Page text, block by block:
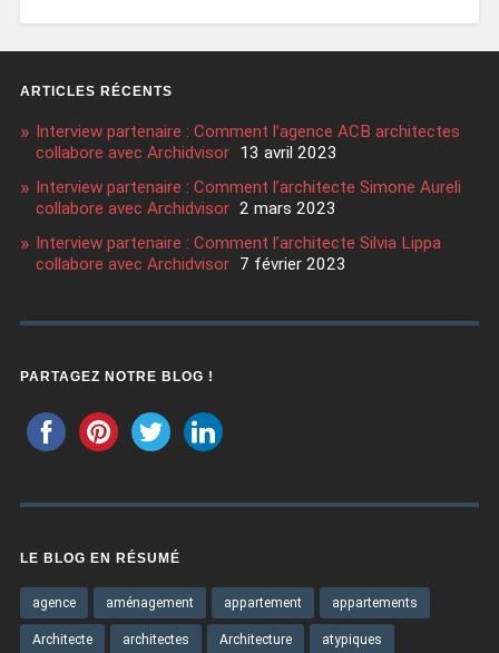
ARTICLES RÉCENTS
Interview partenaire : Comment l’agence ACB architectes
collabore avec Archidvisor 13 avril 2023
Interview partenaire : Comment l’architecte Simone Aureli
collabore avec Archidvisor 2 mars 2023
Interview partenaire : Comment l’architecte Silvia Lippa
collabore avec Archidvisor 7 février 2023
PARTAGEZ NOTRE BLOG !
LE BLOG EN RÉSUMÉ
agence aménagement appartement appartements
Architecte architectes Architecture atypiques